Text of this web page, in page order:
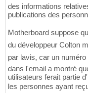
des informations
publications des
Motherboard suppose
du développeur Colton
par lavis, car un
dans l'email a montré
utilisateurs ferait partie
les personnes ayant